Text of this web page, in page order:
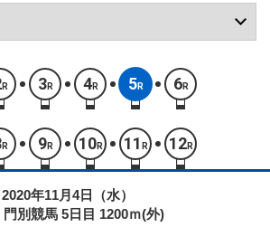
R 3R 4R 5R 6R
R 9R 10R 11 R 12R
2020年11月4日（水）
門別競馬 5日目 1200ｍ(外)